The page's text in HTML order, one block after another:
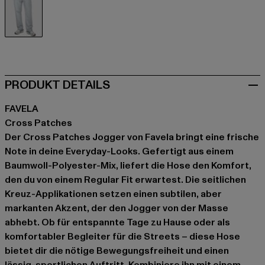
PRODUKT DETAILS
FAVELA
Cross Patches
Der Cross Patches Jogger von Favela bringt eine frische
Note in deine Everyday-Looks. Gefertigt aus einem
Baumwoll-Polyester-Mix, liefert die Hose den Komfort,
den du von einem Regular Fit erwartest. Die seitlichen
Kreuz-Applikationen setzen einen subtilen, aber
markanten Akzent, der den Jogger von der Masse
abhebt. Ob für entspannte Tage zu Hause oder als
komfortabler Begleiter für die Streets – diese Hose
bietet dir die nötige Bewegungsfreiheit und einen